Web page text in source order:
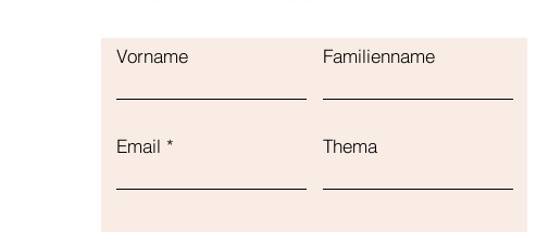
Vorname Familienname
Email Thema